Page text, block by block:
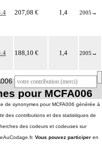
207,08 € 1,4 2005 →
188,10 € 1,4 2005 →
pour MCFA006
de synonymes pour MCFA006 générée à
des contributions et des statistiques de
des codeurs et codeuses sur
Vous pouvez participer en